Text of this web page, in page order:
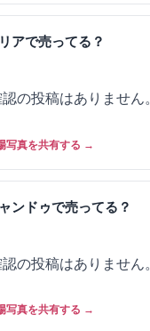
アで売ってる？
の投稿はありません。
写真を共有する →
ンドゥで売ってる？
の投稿はありません。
写真を共有する →